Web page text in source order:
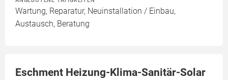
Wartung, Reparatur, Neuinstallation / Einbau,
Austausch, Beratung
Eschment Heizung-Klima-Sanitär-Solar